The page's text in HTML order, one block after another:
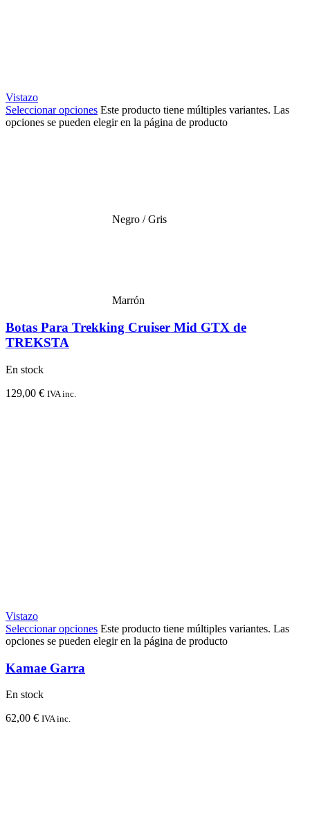
Vistazo
Seleccionar opciones Este producto tiene múltiples variantes. Las
opciones se pueden elegir en la página de producto
Negro / Gris
Marrón
Botas Para Trekking Cruiser Mid GTX de
TREKSTA
En stock
129,00 € IVA inc.
Vistazo
Seleccionar opciones Este producto tiene múltiples variantes. Las
opciones se pueden elegir en la página de producto
Kamae Garra
En stock
62,00 € IVA inc.